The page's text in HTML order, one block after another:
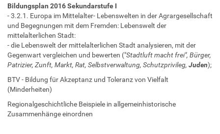
Bildungsplan 2016 Sekundarstufe I
- 3.2.1. Europa im Mittelalter- Lebenswelten in der Agrargesellschaft
und Begegnungen mit dem Fremden: Lebenswelt der
mittelalterlichen Stadt:
- die Lebenswelt der mittelalterlichen Stadt analysieren, mit der
Gegenwart vergleichen und bewerten ("Stadtluft macht frei", Bürger,
Patrizier, Zunft, Markt, Rat, Selbstverwaltung, Schutzprivileg, Juden);
BTV - Bildung für Akzeptanz und Toleranz von Vielfalt
(Minderheiten)
Regionalgeschichtliche Beispiele in allgemeinhistorische
Zusammenhänge einordnen